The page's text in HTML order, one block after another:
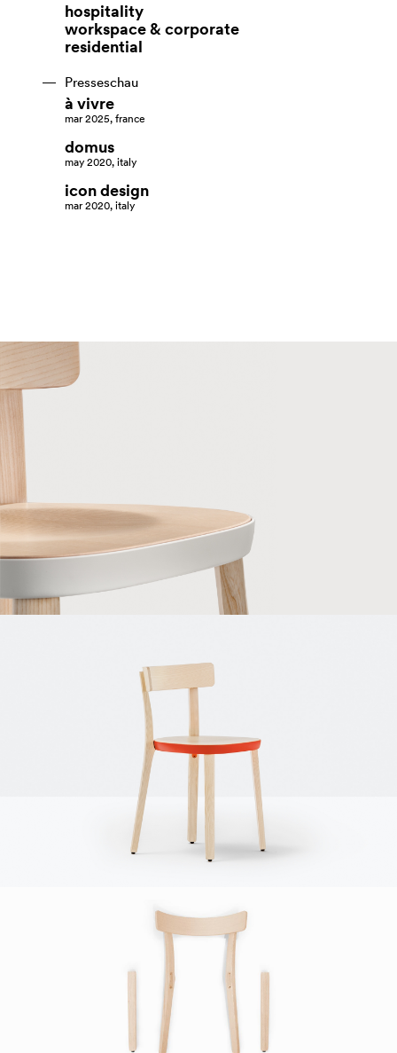
hospitality
workspace & corporate
residential
Presseschau
à vivre
mar 2025, france
domus
may 2020, italy
icon design
mar 2020, italy